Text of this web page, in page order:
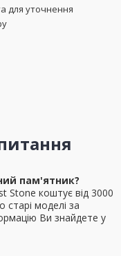
для уточнення
пам'ятник?
Stone коштує від 3000
моделі за
Ви знайдете у